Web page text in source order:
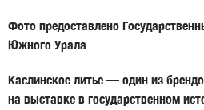
Фото предоставлено
Южного Урала
Каслинское литье — один из
на выставке в государственном